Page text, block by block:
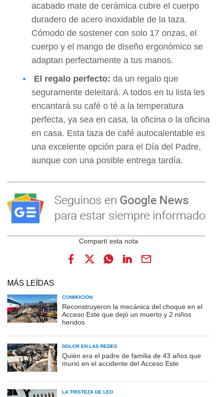
acabado mate de cerámica cubre el cuerpo
duradero de acero inoxidable de la taza.
Cómodo de sostener con solo 17 onzas, el
cuerpo y el mango de diseño ergonómico se
adaptan perfectamente a tus manos.
El regalo perfecto: da un regalo que
seguramente deleitará. A todos en tu lista les
encantará su café o té a la temperatura
perfecta, ya sea en casa, la oficina o la oficina
en casa. Esta taza de café autocalentable es
una excelente opción para el Día del Padre,
aunque con una posible entrega tardía.
MÁS LEÍDAS
CONMOCIÓN
Reconstruyeron la mecánica del choque en el
Acceso Este que dejó un muerto y 2 niños
heridos
DOLOR EN LAS REDES
Quién era el padre de familia de 43 años que
murió en el accidente del Acceso Este
LA TRISTEZA DE LEO